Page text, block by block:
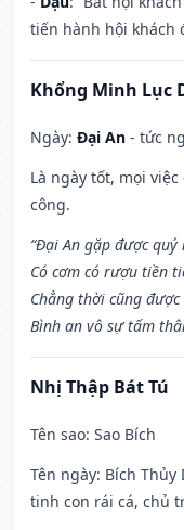
tiến hành hội khách
Khổng Minh Lục
Ngày: Đại An - tức
Là ngày tốt, mọi
công.
“Đại An gặp được quý
Có cơm có rượu tiền
Chẳng thời cũng
Bình an vô sự tấm
Nhị Thập Bát Tú
Tên sao: Sao Bích
Tên ngày: Bích Thủy
tinh con rái cá, chủ